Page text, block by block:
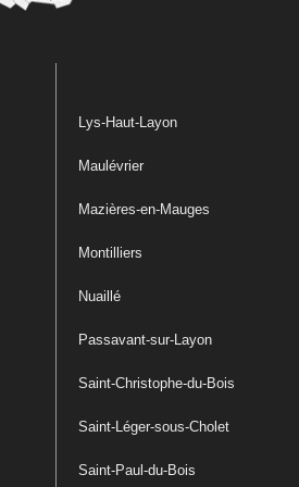
Lys-Haut-Layon
Maulévrier
Mazières-en-Mauges
Montilliers
Nuaillé
Passavant-sur-Layon
Saint-Christophe-du-Bois
Saint-Léger-sous-Cholet
Saint-Paul-du-Bois